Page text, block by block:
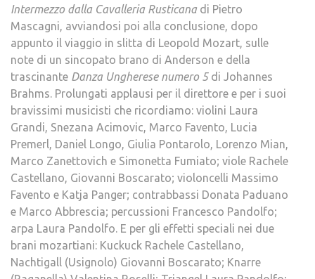
Intermezzo dalla Cavalleria Rusticana di Pietro
Mascagni, avviandosi poi alla conclusione, dopo
appunto il viaggio in slitta di Leopold Mozart, sulle
note di un sincopato brano di Anderson e della
trascinante Danza Ungherese numero 5di Johannes
Brahms. Prolungati applausi per il direttore e per i suoi
bravissimi musicisti che ricordiamo: violini Laura
Grandi, Snezana Acimovic, Marco Favento, Lucia
Premerl, Daniel Longo, Giulia Pontarolo, Lorenzo Mian,
Marco Zanettovich e Simonetta Fumiato; viole Rachele
Castellano, Giovanni Boscarato; violoncelli Massimo
Favento e Katja Panger; contrabbassi Donata Paduano
e Marco Abbrescia; percussioni Francesco Pandolfo;
arpa Laura Pandolfo. E per gli effetti speciali nei due
brani mozartiani: Kuckuck Rachele Castellano,
Nachtigall (Usignolo) Giovanni Boscarato; Knarre